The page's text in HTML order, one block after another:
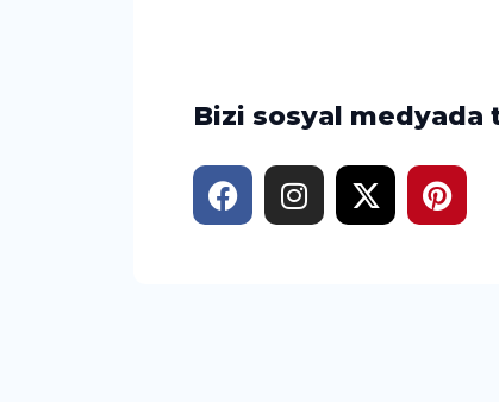
Bizi sosyal medyada